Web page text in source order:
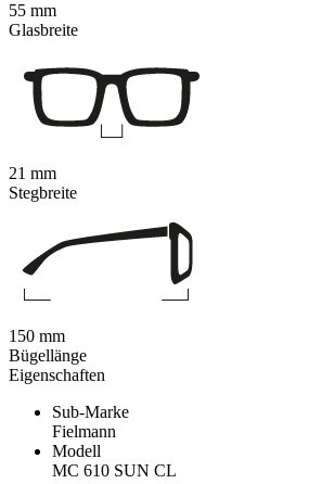
Eigenschaften
Sub-Marke
Fielmann
Modell
MC 610 SUN CL
55 mm
Glasbreite
21 mm
Stegbreite
150 mm
Bügellänge